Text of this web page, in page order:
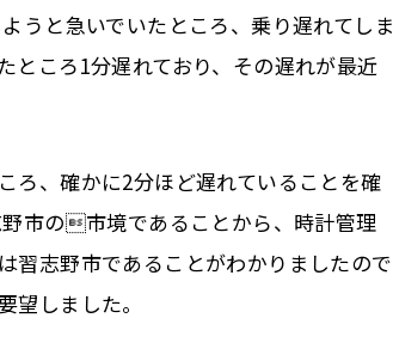
うと急いでいたところ、乗り遅れてしま
ところ1分遅れており、その遅れが最近
ろ、確かに2分ほど遅れていることを確
市の市境であることから、時計管理
習志野市であることがわかりましたので
望しました。